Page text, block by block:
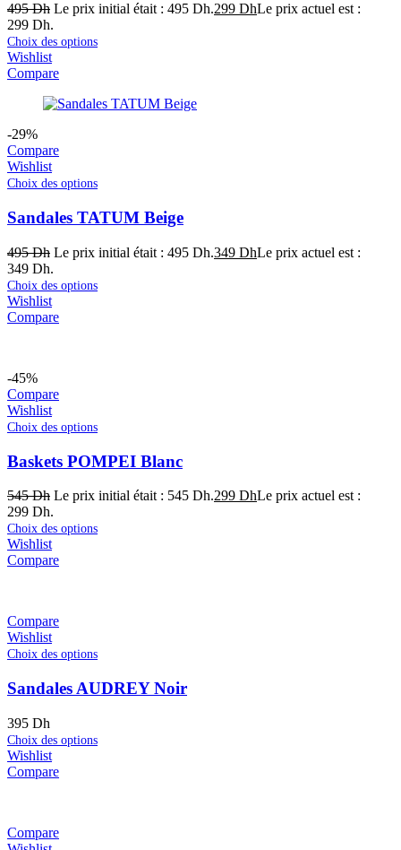
495Dh Le prix initial était : 495 Dh.299 DhLe prix actuel est :
299 Dh.
Choix des options
Wishlist
Compare
-29%
Compare
Wishlist
Choix des options
Sandales TATUM Beige
495Dh Le prix initial était : 495 Dh.349 DhLe prix actuel est :
349 Dh.
Choix des options
Wishlist
Compare
-45%
Compare
Wishlist
Choix des options
Baskets POMPEI Blanc
545Dh Le prix initial était : 545 Dh.299 DhLe prix actuel est :
299 Dh.
Choix des options
Wishlist
Compare
Compare
Wishlist
Choix des options
Sandales AUDREY Noir
395 Dh
Choix des options
Wishlist
Compare
Compare